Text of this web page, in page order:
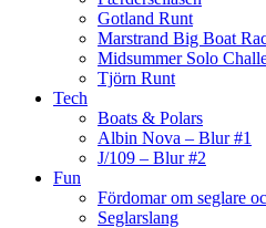
Gotland Runt
Marstrand Big Boat
Midsummer Solo
Tjörn Runt
Tech
Boats & Polars
Albin Nova – Blur #1
J/109 – Blur #2
Fun
Fördomar om seglare
Seglarslang